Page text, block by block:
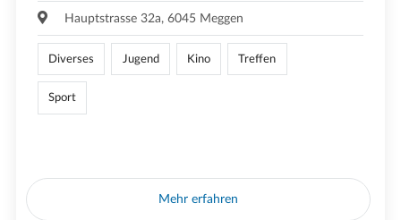
Hauptstrasse 32a, 6045 Meggen
Diverses Jugend Kino Treffen
Sport
Mehr erfahren